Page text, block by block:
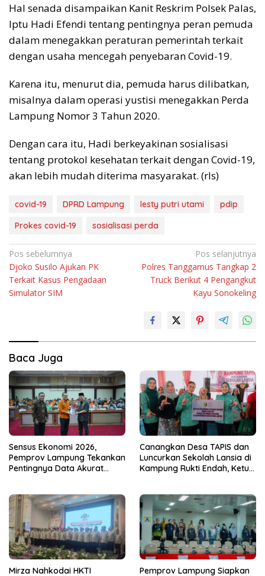
Hal senada disampaikan Kanit Reskrim Polsek Palas,
Iptu Hadi Efendi tentang pentingnya peran pemuda
dalam menegakkan peraturan pemerintah terkait
dengan usaha mencegah penyebaran Covid-19.
Karena itu, menurut dia, pemuda harus dilibatkan,
misalnya dalam operasi yustisi menegakkan Perda
Lampung Nomor 3 Tahun 2020.
Dengan cara itu, Hadi berkeyakinan sosialisasi
tentang protokol kesehatan terkait dengan Covid-19,
akan lebih mudah diterima masyarakat. (rls)
covid-19 DPRD Lampung lesty putri utami
pdip
Prokes covid-19
sosialisasi perda
Navigasi
pos
Pos sebelumnya
Djoko Susilo Ajukan PK
Terkait Kasus Pengadaan
Simulator SIM
Pos selanjutnya
Polres Tanggamus Tangkap 2
Truck Berikut 4 Pengangkut
Kayu Sonokeling
Baca Juga
Sensus Ekonomi 2026,
Pemprov Lampung Tekankan
Pentingnya Data Akurat
Canangkan Desa TAPIS dan
Luncurkan Sekolah Lansia di
Kampung Rukti Endah, Ketua
dari Desa
Mirza Nahkodai HKTI Pemprov Lampung Siapkan